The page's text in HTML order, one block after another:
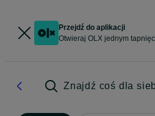
Przejdź do aplikacji
Otwieraj OLX jednym
Znajdź coś dla